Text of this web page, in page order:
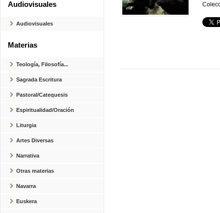
Audiovisuales
Audiovisuales
Materias
Teología, Filosofía...
Sagrada Escritura
Pastoral/Catequesis
Espiritualidad/Oración
Liturgia
Artes Diversas
Narrativa
Otras materias
Navarra
Euskera